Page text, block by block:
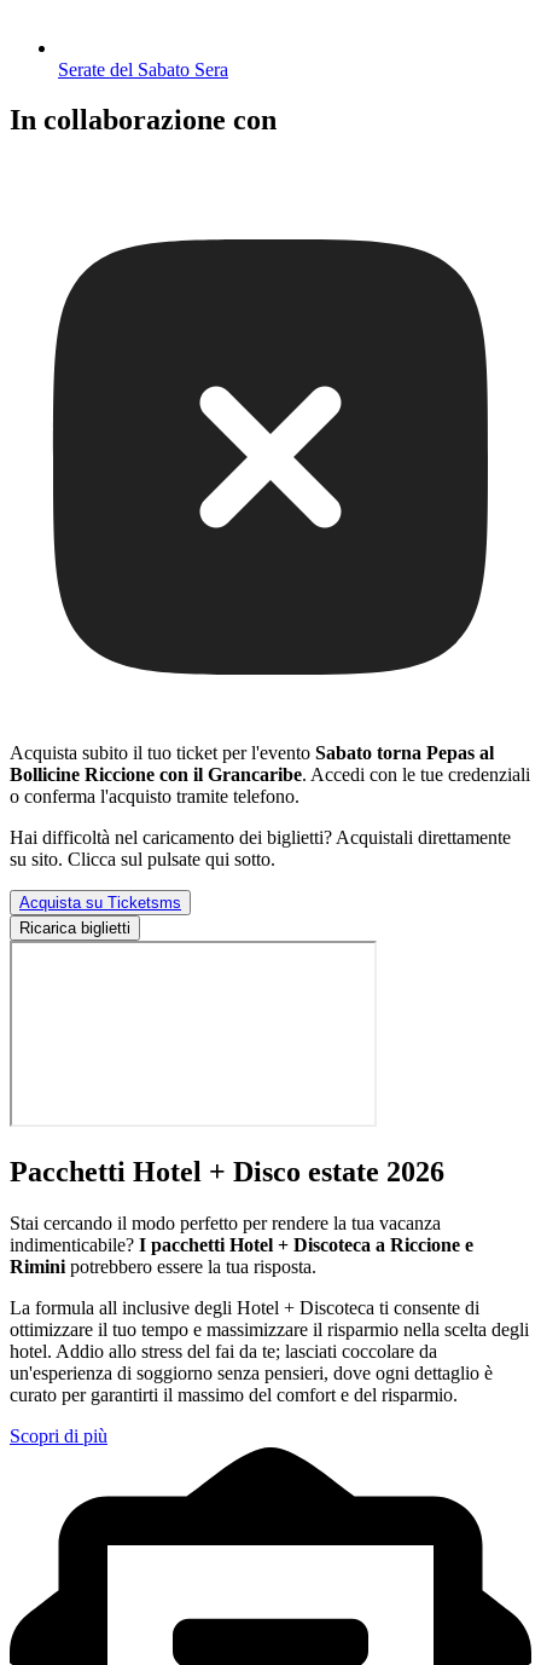
Serate del Sabato Sera
In collaborazione con
Acquista subito il tuo ticket per l'evento Sabato torna Pepas al
Bollicine Riccione con il Grancaribe. Accedi con le tue credenziali
o conferma l'acquisto tramite telefono.
Hai difficoltà nel caricamento dei biglietti? Acquistali direttamente
su sito. Clicca sul pulsate qui sotto.
Acquista su Ticketsms
Ricarica biglietti
Pacchetti Hotel + Disco estate 2026
Stai cercando il modo perfetto per rendere la tua vacanza
indimenticabile? I pacchetti Hotel + Discoteca a Riccione e
Rimini potrebbero essere la tua risposta.
La formula all inclusive degli Hotel + Discoteca ti consente di
ottimizzare il tuo tempo e massimizzare il risparmio nella scelta degli
hotel. Addio allo stress del fai da te; lasciati coccolare da
un'esperienza di soggiorno senza pensieri, dove ogni dettaglio è
curato per garantirti il massimo del comfort e del risparmio.
Scopri di più